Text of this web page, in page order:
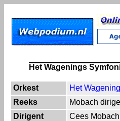
Het Wagenings
Orkest
Het
Reeks
Mobach
Dirigent
Cees Mobach